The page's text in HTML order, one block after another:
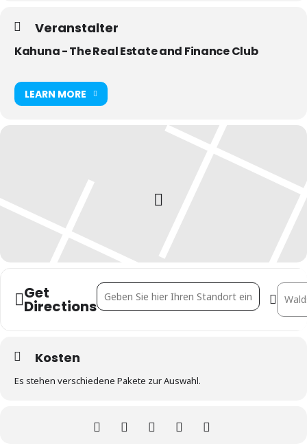
Veranstalter
Kahuna - The Real Estate and Finance Club
LEARN MORE
Get
Directions
Address - KAHUNA - THE REAL ESTATE AND
Kosten
Es stehen verschiedene Pakete zur Auswahl.